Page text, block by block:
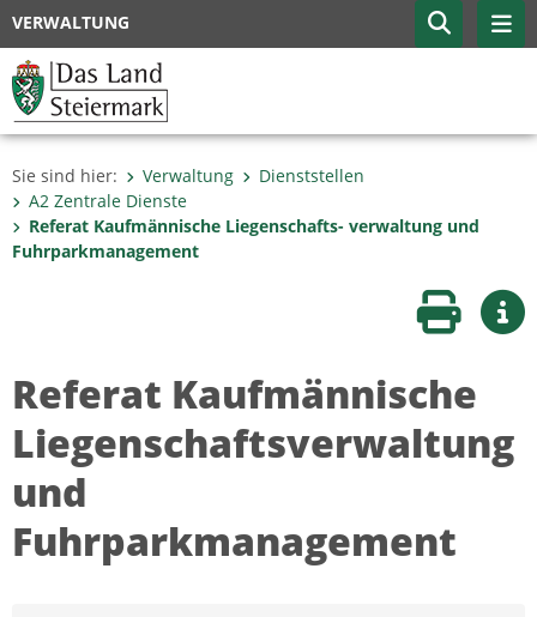
VERWALTUNG
Sie sind hier: Verwaltung
Dienststellen
A2 Zentrale Dienste
Referat Kaufmännische Liegenschafts- verwaltung und
Fuhrparkmanagement
Seite
Referat Kaufmännische
Liegenschaftsverwaltung
und
Fuhrparkmanagement